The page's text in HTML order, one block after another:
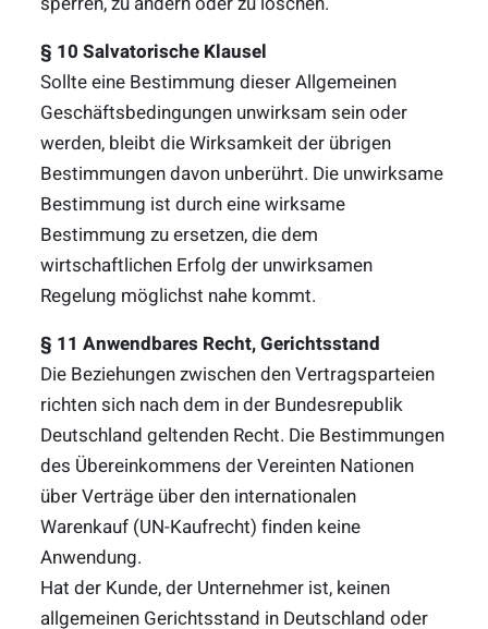
§ 10 Salvatorische Klausel
Sollte eine Bestimmung dieser Allgemeinen
Geschäftsbedingungen unwirksam sein oder
werden, bleibt die Wirksamkeit der übrigen
Bestimmungen davon unberührt. Die unwirksame
Bestimmung ist durch eine wirksame
Bestimmung zu ersetzen, die dem
wirtschaftlichen Erfolg der unwirksamen
Regelung möglichst nahe kommt.
§ 11 Anwendbares Recht, Gerichtsstand
Die Beziehungen zwischen den Vertragsparteien
richten sich nach dem in der Bundesrepublik
Deutschland geltenden Recht. Die Bestimmungen
des Übereinkommens der Vereinten Nationen
über Verträge über den internationalen
Warenkauf (UN-Kaufrecht) finden keine
Anwendung.
Hat der Kunde, der Unternehmer ist, keinen
allgemeinen Gerichtsstand in Deutschland oder